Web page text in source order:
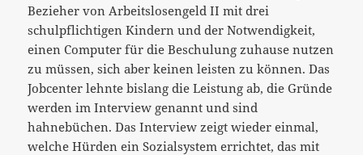
Bezieher von Arbeitslosengeld II mit drei
schulpflichtigen Kindern und der Notwendigkeit,
einen Computer für die Beschulung zuhause nutzen
zu müssen, sich aber keinen leisten zu können. Das
Jobcenter lehnte bislang die Leistung ab, die Gründe
werden im Interview genannt und sind
hahnebüchen. Das Interview zeigt wieder einmal,
welche Hürden ein Sozialsystem errichtet, das mit